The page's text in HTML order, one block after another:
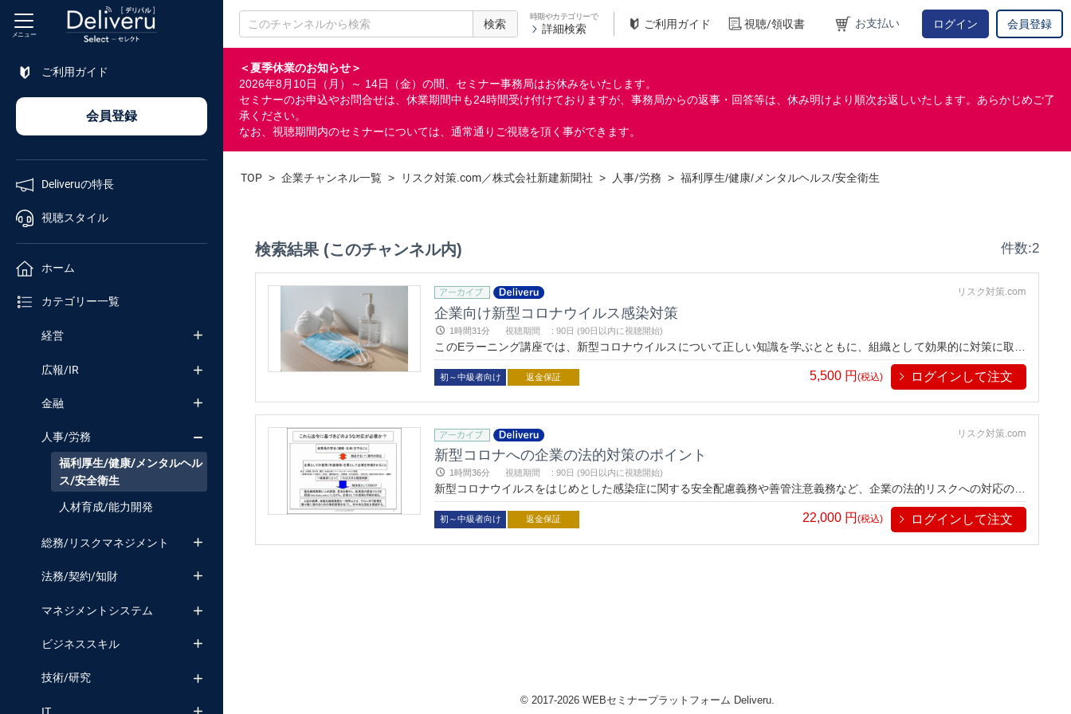
検索
時期やカテゴリーで
詳細検索 ご利用ガイド 視聴/領収書 お支払い ログイン 会員登録
＜夏季休業のお知らせ＞
2026年8月10日（月）～ 14日（金）の間、セミナー事務局はお休みをいたします。
セミナーのお申込やお問合せは、休業期間中も24時間受け付けておりますが、事務局からの返事・回答等は、休み明けより順次お返しいたします。あらかじめご了
承ください。
なお、視聴期間内のセミナーについては、通常通りご視聴を頂く事ができます。
メニュー
ご利用ガイド
会員登録
Deliveruの特長
視聴スタイル
ホーム
カテゴリー一覧
経営
広報/IR
金融
人事/労務
福利厚生/健康/メンタルヘル
ス/安全衛生
人材育成/能力開発
総務/リスクマネジメント
法務/契約/知財
マネジメントシステム
ビジネススキル
技術/研究
IT
セミナー
番号検索
TOP > 企業チャンネル一覧 > リスク対策.com／株式会社新建新聞社 > 人事/労務 > 福利厚生/健康/メンタルヘルス/安全衛生
検索結果 (このチャンネル内) 件数:2
リスク対策.com
企業向け新型コロナウイルス感染対策
1時間31分 視聴期間 : 90日 (90日以内に視聴開始)
このEラーニング講座では、新型コロナウイルスについて正しい知識を学ぶとともに、組織として効果的に対策に取り
組めるよう、特に注意が必要な点や実践・実装方法などを、医療コンサルタントである講師が分かりやすく解説しま
す。
初～中級者向け 返金保証 5,500 円(税込) ログインして注文
リスク対策.com
新型コロナへの企業の法的対策のポイント
1時間36分 視聴期間 : 90日 (90日以内に視聴開始)
新型コロナウイルスをはじめとした感染症に関する安全配慮義務や善管注意義務など、企業の法的リスクへの対応のポ
イントを解説します。
初～中級者向け 返金保証 22,000 円 (税込) ログインして注文
© 2017-2026 WEBセミナープラットフォーム Deliveru.